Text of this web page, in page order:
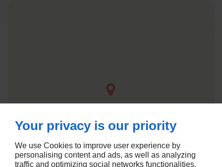
Your privacy is our priority
We use Cookies to improve user experience by
personalising content and ads, as well as analyzing
traffic and optimizing social networks functionalities.